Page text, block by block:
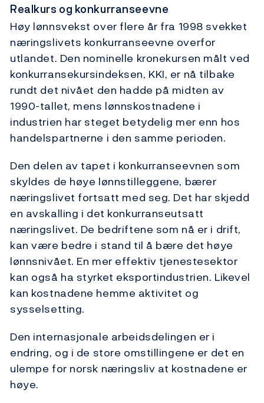
Realkurs og konkurranseevne
Høy lønnsvekst over flere år fra 1998 svekket
næringslivets konkurranseevne overfor
utlandet. Den nominelle kronekursen målt ved
konkurransekursindeksen, KKI, er nå tilbake
rundt det nivået den hadde på midten av
1990-tallet, mens lønnskostnadene i
industrien har steget betydelig mer enn hos
handelspartnerne i den samme perioden.
Den delen av tapet i konkurranseevnen som
skyldes de høye lønnstilleggene, bærer
næringslivet fortsatt med seg. Det har skjedd
en avskalling i det konkurranseutsatt
næringslivet. De bedriftene som nå er i drift,
kan være bedre i stand til å bære det høye
lønnsnivået. En mer effektiv tjenestesektor
kan også ha styrket eksportindustrien. Likevel
kan kostnadene hemme aktivitet og
sysselsetting.
Den internasjonale arbeidsdelingen er i
endring, og i de store omstillingene er det en
ulempe for norsk næringsliv at kostnadene er
høye.